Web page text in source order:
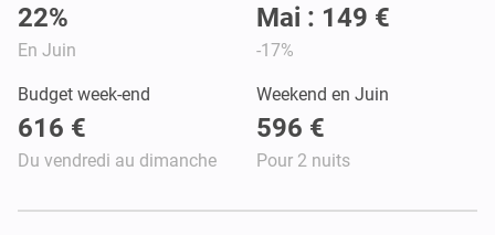
22%
En Juin
Mai : 149 €
-17%
Budget week-end
616 €
Du vendredi au dimanche
Weekend en Juin
596 €
Pour 2 nuits